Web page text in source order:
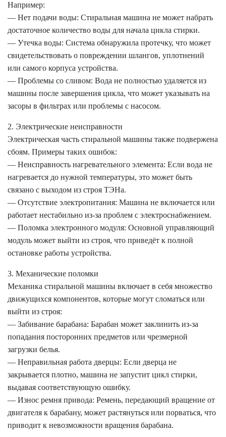
Например:
— Нет подачи воды: Стиральная машина не может набрать
достаточное количество воды для начала цикла стирки.
— Утечка воды: Система обнаружила протечку, что может
свидетельствовать о повреждении шлангов, уплотнений
или самого корпуса устройства.
— Проблемы со сливом: Вода не полностью удаляется из
машины после завершения цикла, что может указывать на
засоры в фильтрах или проблемы с насосом.
2. Электрические неисправности
Электрическая часть стиральной машины также подвержена
сбоям. Примеры таких ошибок:
— Неисправность нагревательного элемента: Если вода не
нагревается до нужной температуры, это может быть
связано с выходом из строя ТЭНа.
— Отсутствие электропитания: Машина не включается или
работает нестабильно из-за проблем с электроснабжением.
— Поломка электронного модуля: Основной управляющий
модуль может выйти из строя, что приведёт к полной
остановке работы устройства.
3. Механические поломки
Механика стиральной машины включает в себя множество
движущихся компонентов, которые могут сломаться или
выйти из строя:
— Забивание барабана: Барабан может заклинить из-за
попадания посторонних предметов или чрезмерной
загрузки белья.
— Неправильная работа дверцы: Если дверца не
закрывается плотно, машина не запустит цикл стирки,
выдавая соответствующую ошибку.
— Износ ремня привода: Ремень, передающий вращение от
двигателя к барабану, может растянуться или порваться, что
приводит к невозможности вращения барабана.